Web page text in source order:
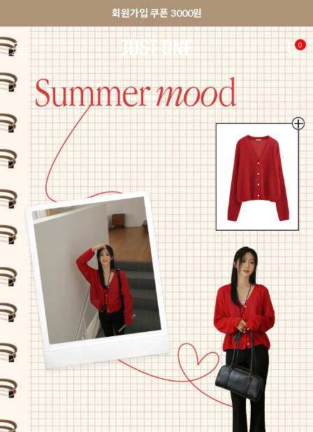
앱 다운로드 10% 할인쿠폰
🚀오늘출발상품 당일발송 배송중
회원가입 쿠폰 3000원
앱 다운로드 10% 할인쿠폰
0
NEW 7% BEST 🚀오늘출발 MADE . J 상의 팬츠